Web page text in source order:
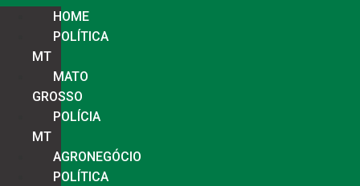
HOME
POLÍTICA
MT
MATO
GROSSO
POLÍCIA
MT
AGRONEGÓCIO
POLÍTICA